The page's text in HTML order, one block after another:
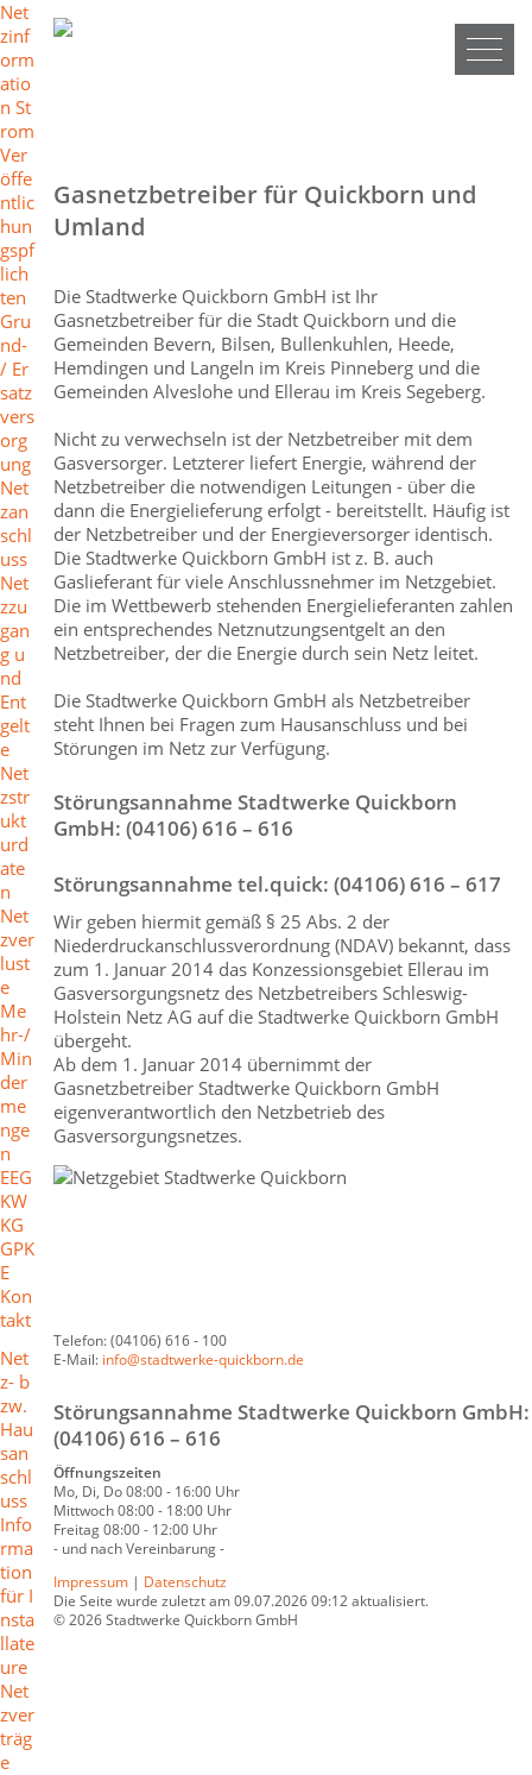
N
a
v
i
g
a
t
i
o
n
ü
b
e
r
s
p
r
i
n
g
e
n
Net
zinf
orm
atio
n St
rom
Ver
öffe
ntlic
hun
gspf
lich
ten
Gru
nd-
/ Er
satz
vers
org
ung
Net
zan
schl
uss
Net
zzu
gan
g u
nd
Ent
gelt
e
Net
zstr
ukt
urd
ate
n
Net
zver
lust
e
Me
hr-/
Min
der
me
nge
n
EEG
KW
KG
GPK
E
Kon
takt
Net
z- b
zw.
Hau
san
schl
uss
Info
rma
tion
für I
nsta
llate
ure
Net
zver
träg
e
Gasnetzbetreiber für Quickborn und
Umland
Die Stadtwerke Quickborn GmbH ist Ihr
Gasnetzbetreiber für die Stadt Quickborn und die
Gemeinden Bevern, Bilsen, Bullenkuhlen, Heede,
Hemdingen und Langeln im Kreis Pinneberg und die
Gemeinden Alveslohe und Ellerau im Kreis Segeberg.
Nicht zu verwechseln ist der Netzbetreiber mit dem
Gasversorger. Letzterer liefert Energie, während der
Netzbetreiber die notwendigen Leitungen - über die
dann die Energielieferung erfolgt - bereitstellt. Häufig ist
der Netzbetreiber und der Energieversorger identisch.
Die Stadtwerke Quickborn GmbH ist z. B. auch
Gaslieferant für viele Anschlussnehmer im Netzgebiet.
Die im Wettbewerb stehenden Energielieferanten zahlen
ein entsprechendes Netznutzungsentgelt an den
Netzbetreiber, der die Energie durch sein Netz leitet.
Die Stadtwerke Quickborn GmbH als Netzbetreiber
steht Ihnen bei Fragen zum Hausanschluss und bei
Störungen im Netz zur Verfügung.
Störungsannahme Stadtwerke Quickborn
GmbH: (04106) 616 – 616
Störungsannahme tel.quick: (04106) 616 – 617
Wir geben hiermit gemäß § 25 Abs. 2 der
Niederdruckanschlussverordnung (NDAV) bekannt, dass
zum 1. Januar 2014 das Konzessionsgebiet Ellerau im
Gasversorgungsnetz des Netzbetreibers Schleswig-
Holstein Netz AG auf die Stadtwerke Quickborn GmbH
übergeht.
Ab dem 1. Januar 2014 übernimmt der
Gasnetzbetreiber Stadtwerke Quickborn GmbH
eigenverantwortlich den Netzbetrieb des
Gasversorgungsnetzes.
Telefon: (04106) 616 - 100
E-Mail: info@stadtwerke-quickborn.de
Störungsannahme Stadtwerke Quickborn GmbH:
(04106) 616 – 616
Öffnungszeiten
Mo, Di, Do 08:00 - 16:00 Uhr
Mittwoch 08:00 - 18:00 Uhr
Freitag 08:00 - 12:00 Uhr
- und nach Vereinbarung -
Impressum| Datenschutz
Die Seite wurde zuletzt am 09.07.2026 09:12 aktualisiert.
© 2026 Stadtwerke Quickborn GmbH